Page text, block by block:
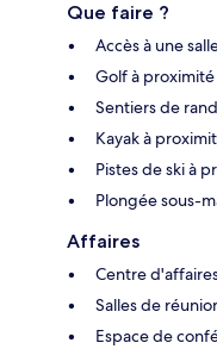
Que faire ?
Accès à une
Golf à proximité
Sentiers de
Kayak à
Pistes de ski à
Plongée sous-
Affaires
Centre
Salles de
Espace de